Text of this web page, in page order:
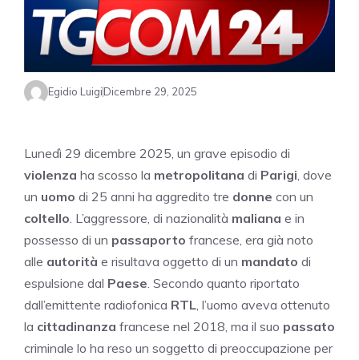
Egidio LuigiDicembre 29, 2025
Lunedì 29 dicembre 2025, un grave episodio di
violenza ha scosso la metropolitana di Parigi , dove
un uomo di 25 anni ha aggredito tre donne con un
coltello . L’aggressore, di nazionalità maliana e in
possesso di un passaporto francese, era già noto
alle autorità e risultava oggetto di un mandato di
espulsione dal Paese . Secondo quanto riportato
dall’emittente radiofonica RTL , l’uomo aveva ottenuto
la cittadinanza francese nel 2018, ma il suo passato
criminale lo ha reso un soggetto di preoccupazione per